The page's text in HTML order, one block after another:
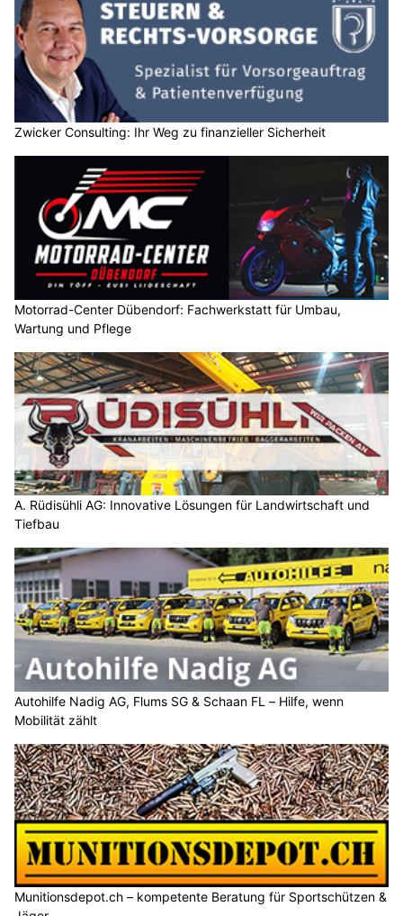
Zwicker Consulting: Ihr Weg zu finanzieller Sicherheit
Motorrad-Center Dübendorf: Fachwerkstatt für Umbau,
Wartung und Pflege
A. Rüdisühli AG: Innovative Lösungen für Landwirtschaft und
Tiefbau
Autohilfe Nadig AG, Flums SG & Schaan FL – Hilfe, wenn
Mobilität zählt
Munitionsdepot.ch – kompetente Beratung für Sportschützen &